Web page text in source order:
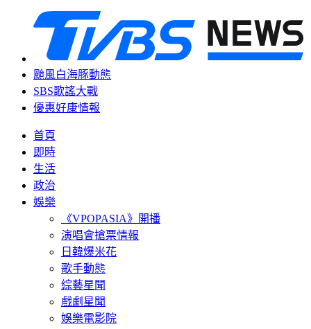
颱風白海豚動態
SBS歌謠大戰
優惠好康情報
首頁
即時
生活
政治
娛樂
《VPOPASIA》開播
演唱會搶票情報
日韓爆米花
歌手動態
綜藝星聞
戲劇星聞
娛樂電影院